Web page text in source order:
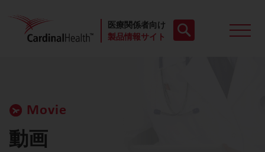
医療関係者向け
製品情報サイト
Movie
動画